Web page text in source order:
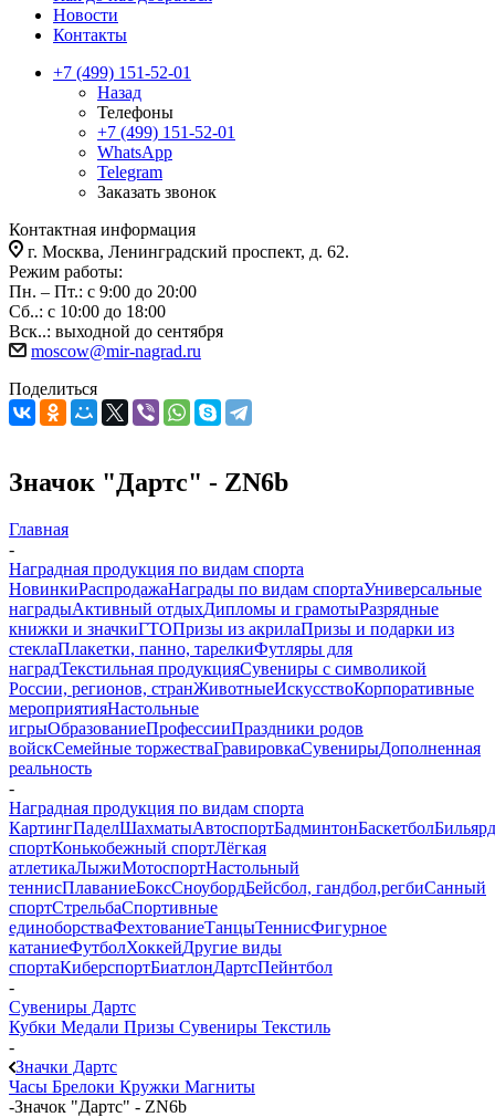
Новости
Контакты
+7 (499) 151-52-01
Назад
Телефоны
+7 (499) 151-52-01
WhatsApp
Telegram
Заказать звонок
Контактная информация
г. Москва, Ленинградский проспект, д. 62.
Режим работы:
Пн. – Пт.: с 9:00 до 20:00
Сб..: с 10:00 до 18:00
Вск..: выходной до сентября
moscow@mir-nagrad.ru
Поделиться
Значок "Дартс" - ZN6b
Главная
-
Наградная продукция по видам спорта
НовинкиРаспродажаНаграды по видам спортаУниверсальные
наградыАктивный отдыхДипломы и грамотыРазрядные
книжки и значкиГТОПризы из акрилаПризы и подарки из
стеклаПлакетки, панно, тарелкиФутляры для
наградТекстильная продукцияСувениры с символикой
России, регионов, странЖивотныеИскусствоКорпоративные
мероприятияНастольные
игрыОбразованиеПрофессииПраздники родов
войскСемейные торжестваГравировкаСувенирыДополненная
реальность
-
Наградная продукция по видам спорта
КартингПаделШахматыАвтоспортБадминтонБаскетболБильярд
спортКонькобежный спортЛёгкая
атлетикаЛыжиМотоспортНастольный
теннисПлаваниеБоксСноубордБейсбол, гандбол,регбиСанный
спортСтрельбаСпортивные
единоборстваФехтованиеТанцыТеннисФигурное
катаниеФутболХоккейДругие виды
спортаКиберспортБиатлонДартсПейнтбол
-
Сувениры Дартс
Кубки Медали Призы Сувениры Текстиль
-
Значки Дартс
Часы Брелоки Кружки Магниты
-Значок "Дартс" - ZN6b